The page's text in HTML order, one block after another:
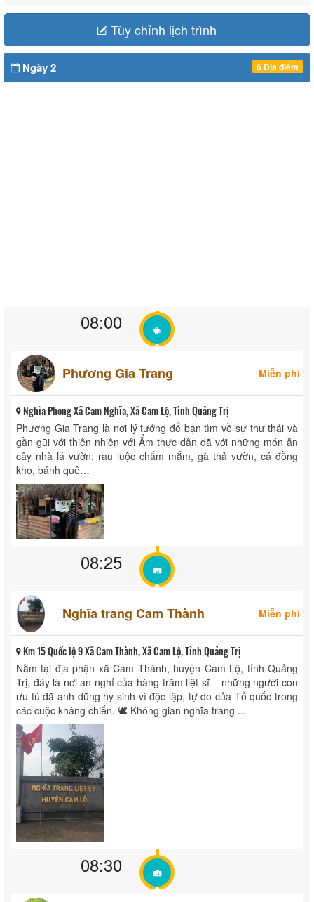
Tùy chỉnh lịch trình
Ngày 2 6 Địa điểm
08:00
Phương Gia Trang Miễn phí
Nghĩa Phong Xã Cam Nghĩa, Xã Cam Lộ, Tỉnh Quảng Trị
Phương Gia Trang là nơi lý tưởng để bạn tìm về sự thư thái và
gần gũi với thiên nhiên với Ẩm thực dân dã với những món ăn
cây nhà lá vườn: rau luộc chấm mắm, gà thả vườn, cá đồng
kho, bánh quê…
08:25
Nghĩa trang Cam Thành Miễn phí
Km 15 Quốc lộ 9 Xã Cam Thành, Xã Cam Lộ, Tỉnh Quảng Trị
Nằm tại địa phận xã Cam Thành, huyện Cam Lộ, tỉnh Quảng
Trị, đây là nơi an nghỉ của hàng trăm liệt sĩ – những người con
ưu tú đã anh dũng hy sinh vì độc lập, tự do của Tổ quốc trong
các cuộc kháng chiến. 🕊️ Không gian nghĩa trang ...
08:30